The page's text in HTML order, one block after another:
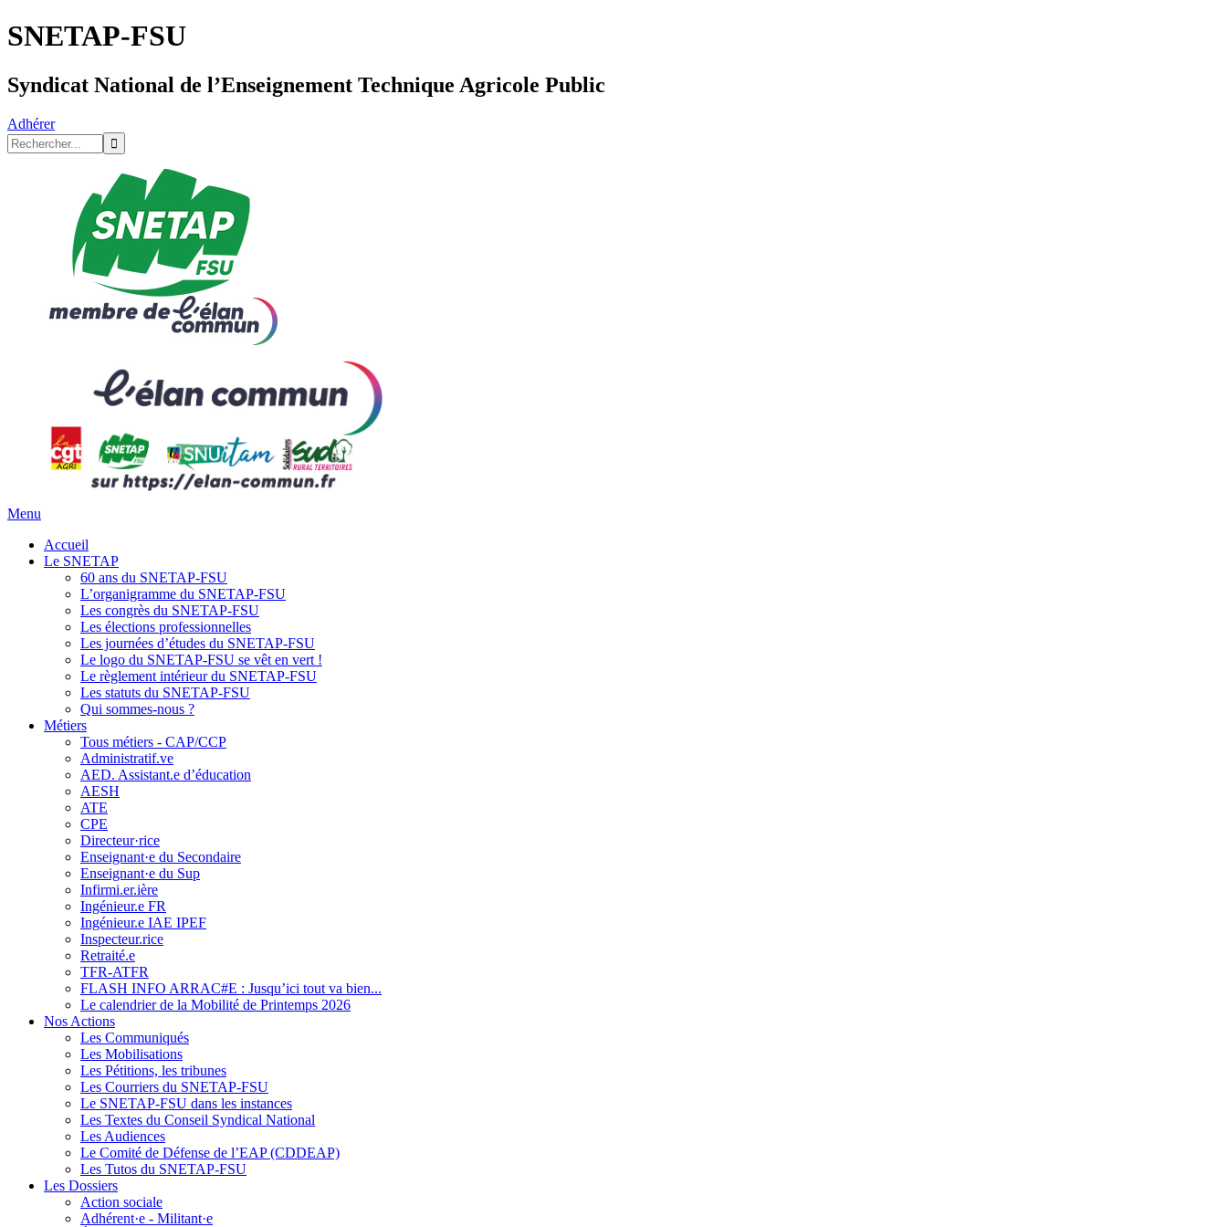
SNETAP-FSU
Syndicat National de l’Enseignement Technique Agricole Public
Adhérer
Menu
Accueil
Le SNETAP
60 ans du SNETAP-FSU
L’organigramme du SNETAP-FSU
Les congrès du SNETAP-FSU
Les élections professionnelles
Les journées d’études du SNETAP-FSU
Le logo du SNETAP-FSU se vêt en vert !
Le règlement intérieur du SNETAP-FSU
Les statuts du SNETAP-FSU
Qui sommes-nous ?
Métiers
Tous métiers - CAP/CCP
Administratif.ve
AED. Assistant.e d’éducation
AESH
ATE
CPE
Directeur·rice
Enseignant·e du Secondaire
Enseignant·e du Sup
Infirmi.er.ière
Ingénieur.e FR
Ingénieur.e IAE IPEF
Inspecteur.rice
Retraité.e
TFR-ATFR
FLASH INFO ARRAC#E : Jusqu’ici tout va bien...
Le calendrier de la Mobilité de Printemps 2026
Nos Actions
Les Communiqués
Les Mobilisations
Les Pétitions, les tribunes
Les Courriers du SNETAP-FSU
Le SNETAP-FSU dans les instances
Les Textes du Conseil Syndical National
Les Audiences
Le Comité de Défense de l’EAP (CDDEAP)
Les Tutos du SNETAP-FSU
Les Dossiers
Action sociale
Adhérent·e - Militant·e